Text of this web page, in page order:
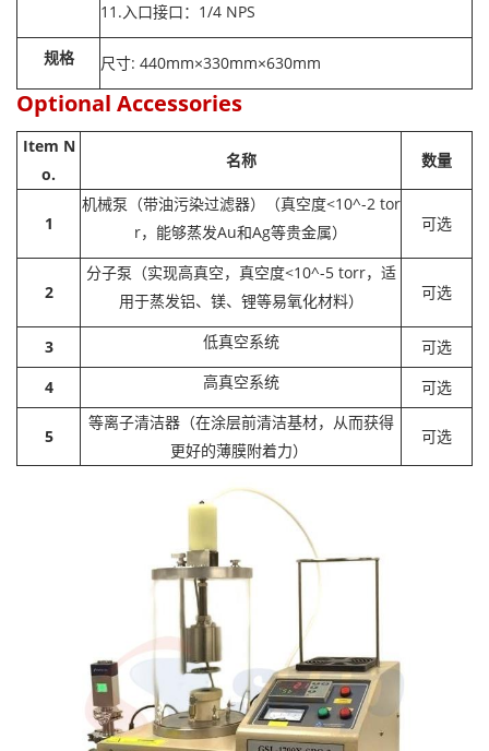
11.入口接口：1/4 NPS
规格 尺寸: 440mm×330mm×630mm
Optional Accessories
Item N
o.
名称 数量
1
机械泵（带油污染过滤器）（真空度<10^-2 tor
r，能够蒸发Au和Ag等贵金属）
可选
2
分子泵（实现高真空，真空度<10^-5 torr，适
用于蒸发铝、镁、锂等易氧化材料）
可选
3 低真空系统
可选
4
高真空系统 可选
5
等离子清洁器（在涂层前清洁基材，从而获得
更好的薄膜附着力）
可选